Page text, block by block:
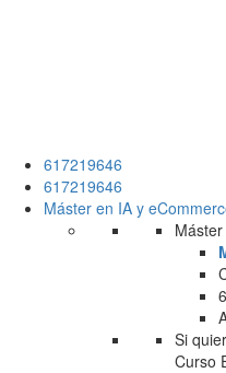
617219646
617219646
Máster en IA y
Si
Curso